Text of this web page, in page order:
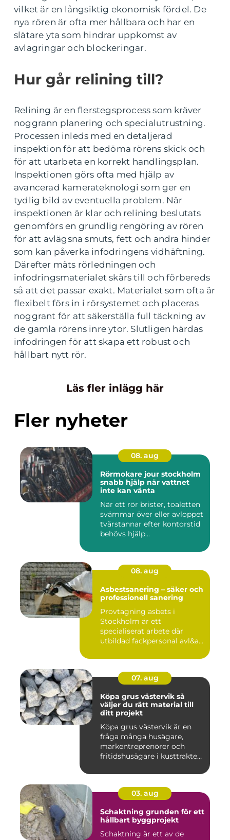
vilket är en långsiktig ekonomisk fördel. De
nya rören är ofta mer hållbara och har en
slätare yta som hindrar uppkomst av
avlagringar och blockeringar.
Hur går relining till?
Relining är en flerstegsprocess som kräver
noggrann planering och specialutrustning.
Processen inleds med en detaljerad
inspektion för att bedöma rörens skick och
för att utarbeta en korrekt handlingsplan.
Inspektionen görs ofta med hjälp av
avancerad kamerateknologi som ger en
tydlig bild av eventuella problem. När
inspektionen är klar och relining beslutats
genomförs en grundlig rengöring av rören
för att avlägsna smuts, fett och andra hinder
som kan påverka infodringens vidhäftning.
Därefter mäts rörledningen och
infodringsmaterialet skärs till och förbereds
så att det passar exakt. Materialet som ofta är
flexibelt förs in i rörsystemet och placeras
noggrant för att säkerställa full täckning av
de gamla rörens inre ytor. Slutligen härdas
infodringen för att skapa ett robust och
hållbart nytt rör.
Läs fler inlägg här
Fler nyheter
08. aug
Rörmokare jour stockholm
snabb hjälp när vattnet
inte kan vänta
När ett rör brister, toaletten
svämmar över eller avloppet
tvärstannar efter kontorstid
behövs hjälp...
08. aug
Asbestsanering – säker och
professionell sanering
Provtagning asbets i
Stockholm är ett
specialiserat arbete där
utbildad fackpersonal avl&a...
07. aug
Köpa grus västervik så
väljer du rätt material till
ditt projekt
Köpa grus västervik är en
fråga många husägare,
markentreprenörer och
fritidshusägare i kusttrakten
03. aug
Schaktning grunden för ett
hållbart byggprojekt
Schaktning är ett av de